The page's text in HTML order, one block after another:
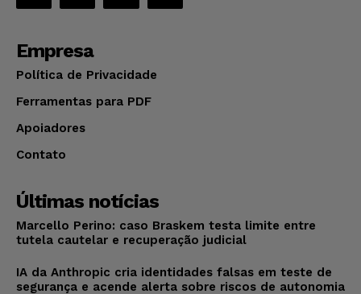
Empresa
Política de Privacidade
Ferramentas para PDF
Apoiadores
Contato
Últimas notícias
Marcello Perino: caso Braskem testa limite entre
tutela cautelar e recuperação judicial
IA da Anthropic cria identidades falsas em teste de
segurança e acende alerta sobre riscos de autonomia